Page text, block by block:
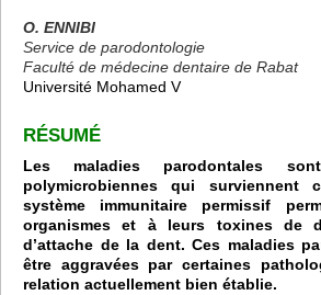
O. ENNIBI
Service de parodontologie
Faculté de médecine dentaire de Rabat
Université Mohamed V
RÉSUMÉ
Les maladies parodontales
polymicrobiennes qui surviennent
système immunitaire permissif
organismes et à leurs toxines de
d’attache de la dent. Ces maladies
être aggravées par certaines
relation actuellement bien établie.